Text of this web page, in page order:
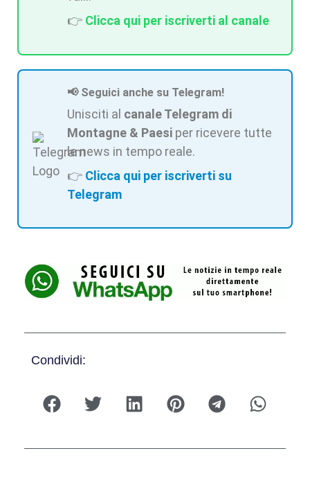
👉 Clicca qui per iscriverti al canale
📢 Seguici anche su Telegram!
Unisciti al canale Telegram di
Montagne & Paesi per ricevere tutte
le news in tempo reale.
👉 Clicca qui per iscriverti su
Telegram
Condividi: